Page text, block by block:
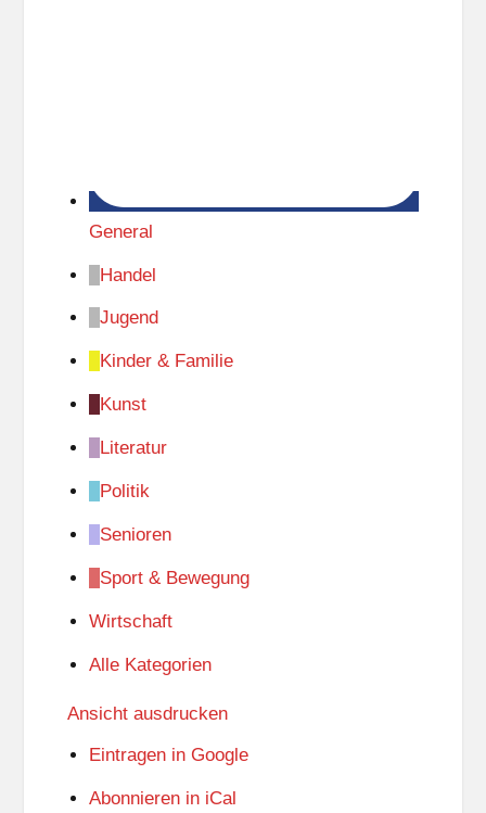
General
Handel
Jugend
Kinder & Familie
Kunst
Literatur
Politik
Senioren
Sport & Bewegung
Wirtschaft
Alle Kategorien
Ansicht ausdrucken
Eintragen in Google
Abonnieren in iCal